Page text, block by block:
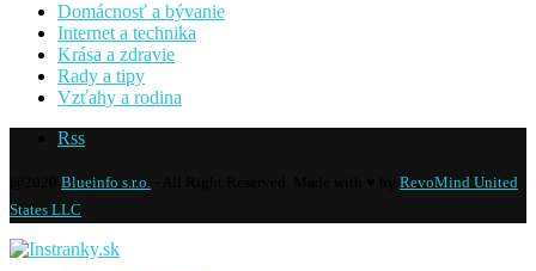
Domácnosť a bývanie
Internet a technika
Krása a zdravie
Rady a tipy
Vzťahy a rodina
Rss
Blueinfo s.r.o.
RevoMind United
States LLC